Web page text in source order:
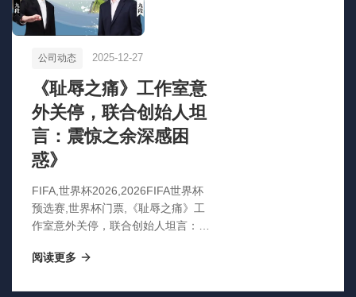
公司动态 2025-12-27
《耻辱之痛》工作室意
外关停，联合创始人坦
言：震惊之余深感困
惑》
FIFA,世界杯2026,2026FIFA世界杯
预选赛,世界杯门票,《耻辱之痛》工
作室意外关停，联合创始人坦言：震
阅读更多